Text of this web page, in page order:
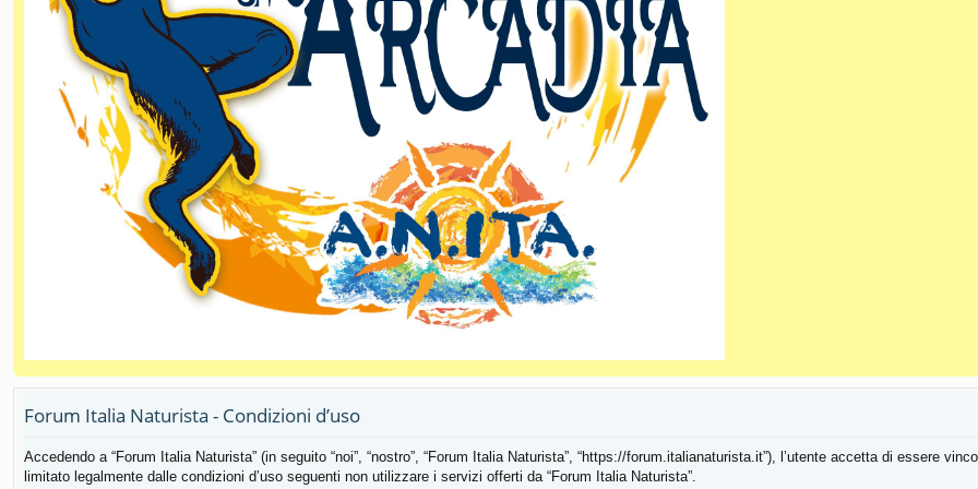
Forum Italia Naturista - Condizioni d’uso
Accedendo a “Forum Italia Naturista” (in seguito “noi”, “nostro”, “Forum Italia Naturista”, “https://forum.italianaturista.it”), l’utente accetta di essere
limitato legalmente dalle condizioni d’uso seguenti non utilizzare i servizi offerti da “Forum Italia Naturista”.